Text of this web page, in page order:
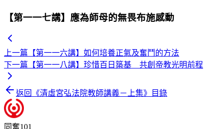
【第一一七講】應為師母的無畏布施感動
上一篇 【第一一六講】如何培養正氣及奮鬥的方法
下一篇 【第一一八講】珍惜百日築基 共創帝教光明前程
返回《清虛宮弘法院教師講義－上集》目錄
同奮101